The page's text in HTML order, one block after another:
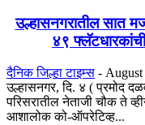
उल्हासनगरातील सात
४९
दैनिक जिल्हा टाइम्स -
उल्हासनगर, दि. ४ ( प्रमोद
परिसरातील नेताजी चौक ते
आशालोक को-ऑपरेटिव्ह...